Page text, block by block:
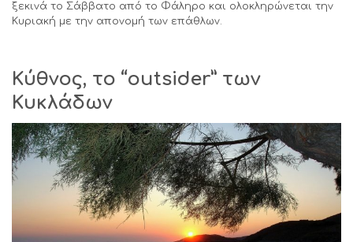
ξεκινά το Σάββατο από το Φάληρο και ολοκληρώνεται την
Κυριακή με την απονομή των επάθλων.
Κύθνος, το “outsider” των
Κυκλάδων